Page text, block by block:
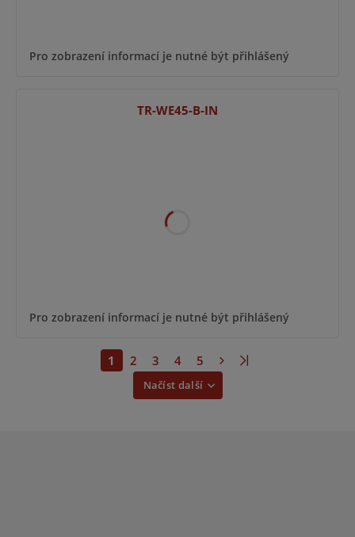
Pro zobrazení informací je nutné být přihlášený
TR-WE45-B-IN
Pro zobrazení informací je nutné být přihlášený
Načíst další
1 2 3 4 5